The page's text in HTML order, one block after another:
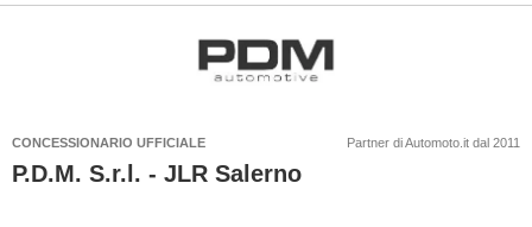
CONCESSIONARIO UFFICIALE Partner di Automoto.it dal 2011
P.D.M. S.r.l. - JLR Salerno